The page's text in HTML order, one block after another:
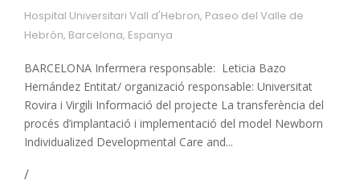
Hospital Universitari Vall d'Hebron, Paseo del Valle de
Hebrón, Barcelona, Espanya
BARCELONA Infermera responsable: Leticia Bazo
Hernández Entitat/ organizació responsable: Universitat
Rovira i Virgili Informació del projecte La transferència del
procés d’implantació i implementació del model Newborn
Individualized Developmental Care and...